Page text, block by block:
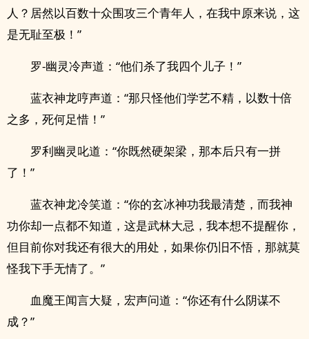
人？居然以百数十众围攻三个青年人，在我中原来说，这
是无耻至极！”
罗-幽灵冷声道：“他们杀了我四个儿子！”
蓝衣神龙哼声道：“那只怪他们学艺不精，以数十倍
之多，死何足惜！”
罗利幽灵叱道：“你既然硬架梁，那本后只有一拼
了！”
蓝衣神龙冷笑道：“你的玄冰神功我最清楚，而我神
功你却一点都不知道，这是武林大忌，我本想不提醒你，
但目前你对我还有很大的用处，如果你仍旧不悟，那就莫
怪我下手无情了。”
血魔王闻言大疑，宏声问道：“你还有什么阴谋不
成？”